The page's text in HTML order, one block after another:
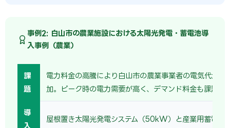
事例2: 白山市の農業施設における太陽光発電・蓄電池導
入事例（農業）
課
題
電力料金の高騰により白山市の農業事業者の電気代が
加。ピーク時の電力需要が高く、デマンド料金も課題だ
導
入
屋根置き太陽光発電システム（50kW）と産業用蓄電